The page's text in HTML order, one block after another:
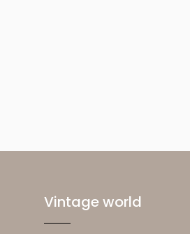
Vintage world